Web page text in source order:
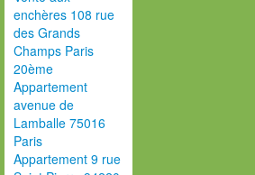
enchères 108 rue
des Grands
Champs Paris
20ème
Appartement
avenue de
Lamballe 75016
Paris
Appartement 9 rue